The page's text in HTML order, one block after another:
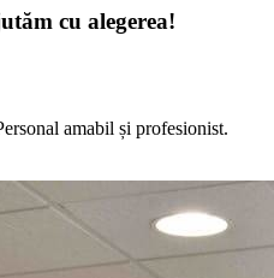
cu alegerea!
amabil și profesionist.